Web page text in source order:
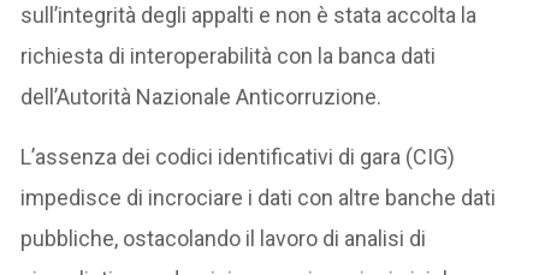
sull’integrità degli appalti e non è stata accolta la
richiesta di interoperabilità con la banca dati
dell’Autorità Nazionale Anticorruzione.
L’assenza dei codici identificativi di gara (CIG)
impedisce di incrociare i dati con altre banche dati
pubbliche, ostacolando il lavoro di analisi di